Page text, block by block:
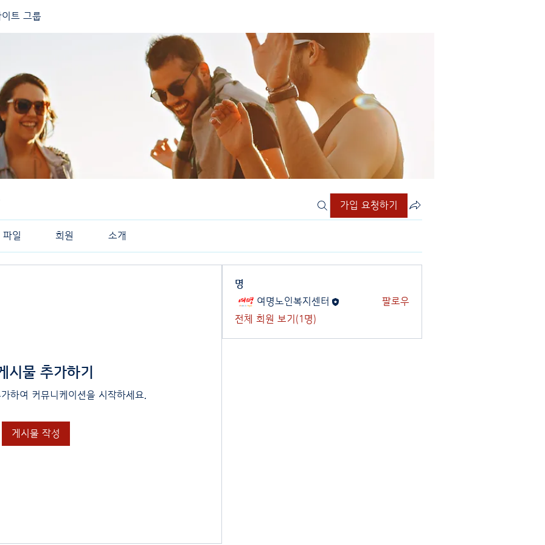
트 그룹
가입 요청하기
파일 회원 소개
시물 추가하기
하여 커뮤니케이션을 시작하세요.
게시물 작성
명
여명노인복지센터
팔로우
전체 회원 보기(1명)